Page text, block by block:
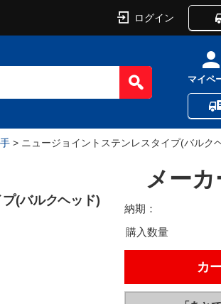
ログイン
マイペ
> ニュージョイントステンレスタイプ(バルク
(バルクヘッド)
メー
納期：
購入数量